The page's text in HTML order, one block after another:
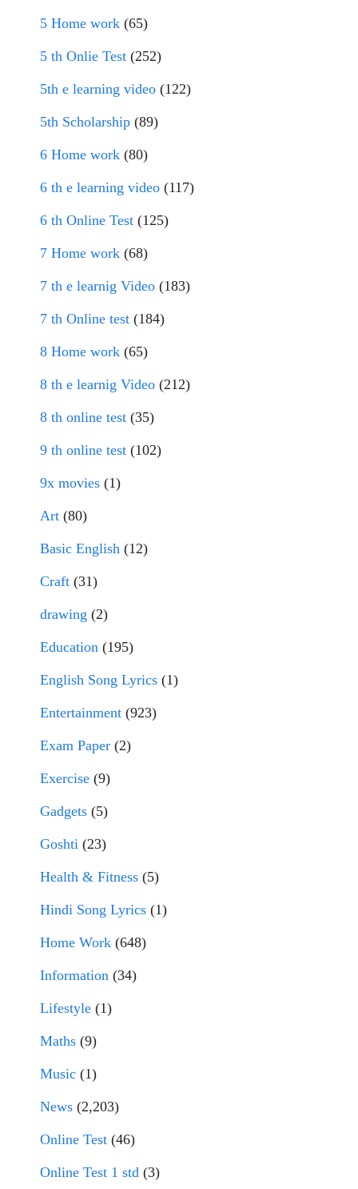
5 Home work (65)
5 th Onlie Test (252)
5th e learning video (122)
5th Scholarship (89)
6 Home work (80)
6 th e learning video (117)
6 th Online Test (125)
7 Home work (68)
7 th e learnig Video (183)
7 th Online test (184)
8 Home work (65)
8 th e learnig Video (212)
8 th online test (35)
9 th online test (102)
9x movies (1)
Art (80)
Basic English (12)
Craft (31)
drawing (2)
Education (195)
English Song Lyrics (1)
Entertainment (923)
Exam Paper (2)
Exercise (9)
Gadgets (5)
Goshti (23)
Health & Fitness (5)
Hindi Song Lyrics (1)
Home Work (648)
Information (34)
Lifestyle (1)
Maths (9)
Music (1)
News (2,203)
Online Test (46)
Online Test 1 std (3)